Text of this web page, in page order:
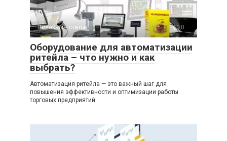
Полезные статьи 0
Оборудование для автоматизации
ритейла – что нужно и как
выбрать?
Автоматизация ритейла — это важный шаг для
повышения эффективности и оптимизации работы
торговых предприятий.